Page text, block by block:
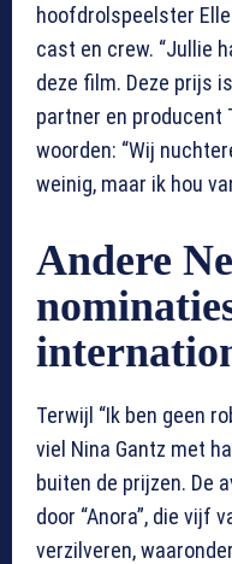
hoofdrolspeelster
cast en crew. “Jullie
deze film. Deze prijs
partner en producent
woorden: “Wij
weinig, maar ik hou
Andere
Terwijl “Ik ben geen
viel Nina Gantz met
buiten de prijzen. De
door “Anora”, die vijf
verzilveren,